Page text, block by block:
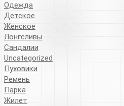
Одежда
Детское
Женское
Лонгсливы
Сандалии
Uncategorized
Пуховики
Ремень
Парка
Жилет